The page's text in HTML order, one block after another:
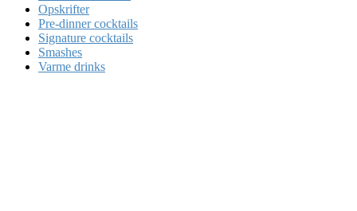
Opskrifter
Pre-dinner cocktails
Signature cocktails
Smashes
Varme drinks